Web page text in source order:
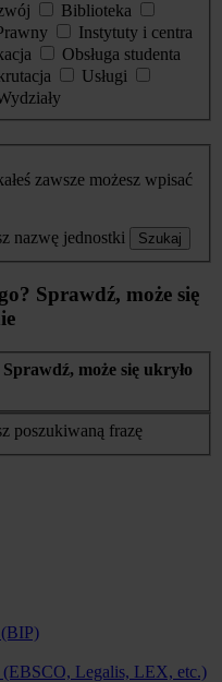
Biblioteka
Instytuty i centra
Obsługa studenta
Usługi
zawsze możesz wpisać
nazwę jednostki Szukaj
Sprawdź, może się
Sprawdź, może się ukryło
poszukiwaną frazę
(EBSCO, Legalis, LEX, etc.)